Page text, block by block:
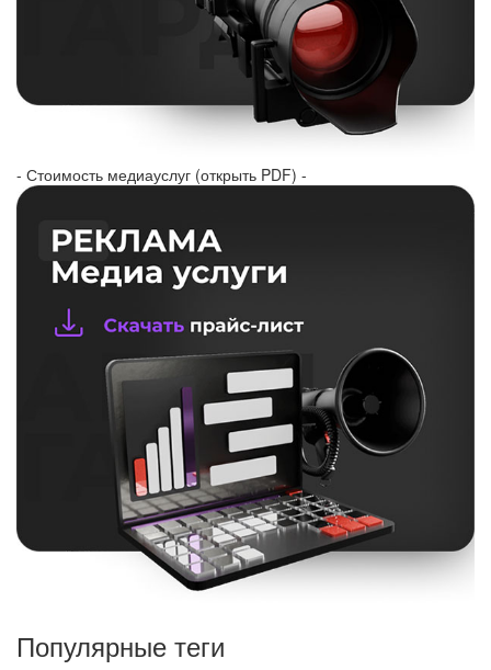
- Стоимость медиауслуг (открыть PDF) -
Популярные теги